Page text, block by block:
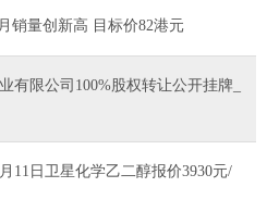
销量创新高 目标价82港元
有限公司100%股权转让公开挂牌_
11日卫星化学乙二醇报价3930元/